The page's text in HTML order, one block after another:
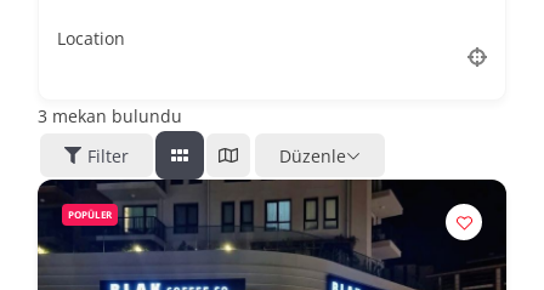
Location
3 mekan bulundu
Filter
Düzenle
POPÜLER